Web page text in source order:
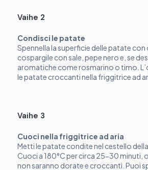
Vaihe 2
Condisci le patate
Spennella la superficie delle patate con
cospargile con sale, pepe nero e, se
aromatiche come rosmarino o timo.
le patate croccanti nella friggitrice ad
Vaihe 3
Cuoci nella friggitrice ad aria
Metti le patate condite nel cestello
Cuoci a 180°C per circa 25-30 minuti,
non saranno dorate e croccanti. Puoi